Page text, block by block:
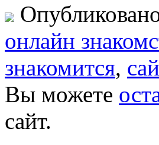
oнлайн
знакомится,
Вы можете
сайт.